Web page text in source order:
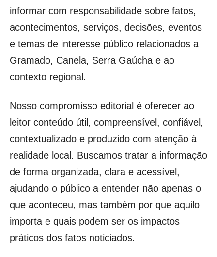
informar com responsabilidade sobre fatos,
acontecimentos, serviços, decisões, eventos
e temas de interesse público relacionados a
Gramado, Canela, Serra Gaúcha e ao
contexto regional.
Nosso compromisso editorial é oferecer ao
leitor conteúdo útil, compreensível, confiável,
contextualizado e produzido com atenção à
realidade local. Buscamos tratar a informação
de forma organizada, clara e acessível,
ajudando o público a entender não apenas o
que aconteceu, mas também por que aquilo
importa e quais podem ser os impactos
práticos dos fatos noticiados.